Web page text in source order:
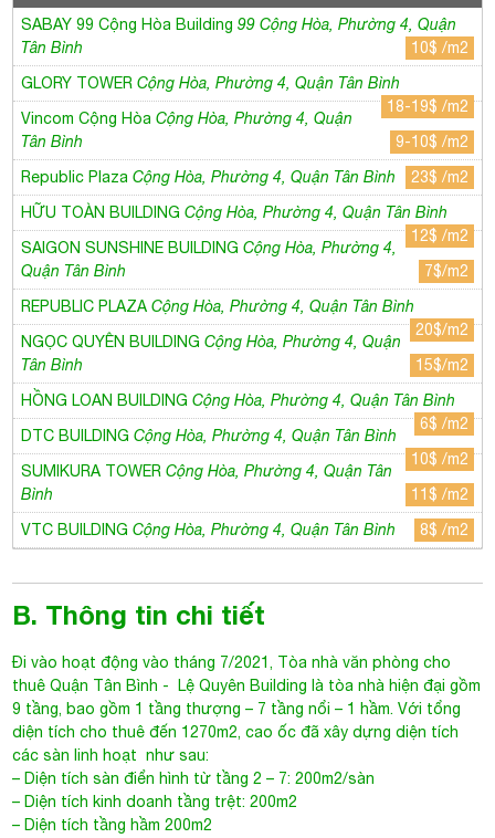
SABAY 99 Cộng Hòa Building99 Cộng Hòa, Phường 4, Quận
Tân Bình
10$ /m2
GLORY TOWERCộng Hòa, Phường 4, Quận Tân Bình
18-19$ /m2
Vincom Cộng HòaCộng Hòa, Phường 4, Quận
Tân Bình
9-10$ /m2
Republic PlazaCộng Hòa, Phường 4, Quận Tân Bình
23$ /m2
HỮU TOÀN BUILDINGCộng Hòa, Phường 4, Quận Tân Bình
12$ /m2
SAIGON SUNSHINE BUILDINGCộng Hòa, Phường 4,
Quận Tân Bình
7$/m2
REPUBLIC PLAZACộng Hòa, Phường 4, Quận Tân Bình
20$/m2
NGỌC QUYÊN BUILDINGCộng Hòa, Phường 4, Quận
Tân Bình
15$/m2
HỒNG LOAN BUILDINGCộng Hòa, Phường 4, Quận Tân Bình
6$ /m2
DTC BUILDINGCộng Hòa, Phường 4, Quận Tân Bình
10$ /m2
SUMIKURA TOWERCộng Hòa, Phường 4, Quận Tân
Bình
11$ /m2
VTC BUILDINGCộng Hòa, Phường 4, Quận Tân Bình 8$ /m2
B. Thông tin chi tiết
Đi vào hoạt động vào tháng 7/2021, Tòa nhà văn phòng cho
thuê Quận Tân Bình - Lệ Quyên Building là tòa nhà hiện đại gồm
9 tầng, bao gồm 1 tầng thượng – 7 tầng nổi – 1 hầm. Với tổng
diện tích cho thuê đến 1270m2, cao ốc đã xây dựng diện tích
các sàn linh hoạt như sau:
– Diện tích sàn điển hình từ tầng 2 – 7: 200m2/sàn
– Diện tích kinh doanh tầng trệt: 200m2
– Diện tích tầng hầm 200m2